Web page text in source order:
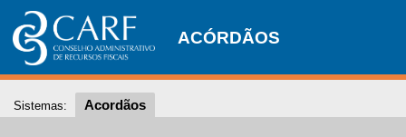
ACÓRDÃOS
Sistemas: Acordãos